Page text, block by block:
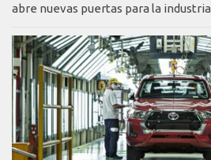
abre nuevas puertas para la industria